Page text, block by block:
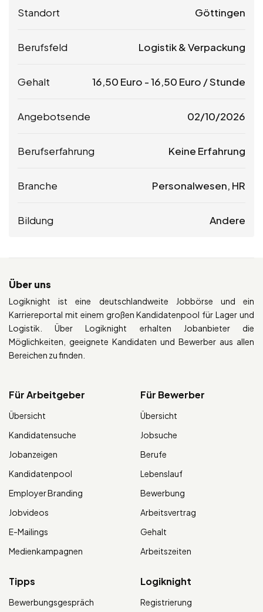
Standort Göttingen
Berufsfeld Logistik & Verpackung
Gehalt 16,50 Euro -16,50 Euro / Stunde
Angebotsende 02/10/2026
Berufserfahrung Keine Erfahrung
Branche Personalwesen, HR
Bildung Andere
Über uns
Logiknight ist eine deutschlandweite Jobbörse und ein
Karriereportal mit einem großen Kandidatenpool für Lager und
Logistik. Über Logiknight erhalten Jobanbieter die
Möglichkeiten, geeignete Kandidaten und Bewerber aus allen
Bereichen zu finden.
Für Arbeitgeber
Übersicht
Kandidatensuche
Jobanzeigen
Kandidatenpool
Employer Branding
Jobvideos
E-Mailings
Medienkampagnen
Für Bewerber
Übersicht
Jobsuche
Berufe
Lebenslauf
Bewerbung
Arbeitsvertrag
Gehalt
Arbeitszeiten
Tipps
Bewerbungsgespräch
Logiknight
Registrierung